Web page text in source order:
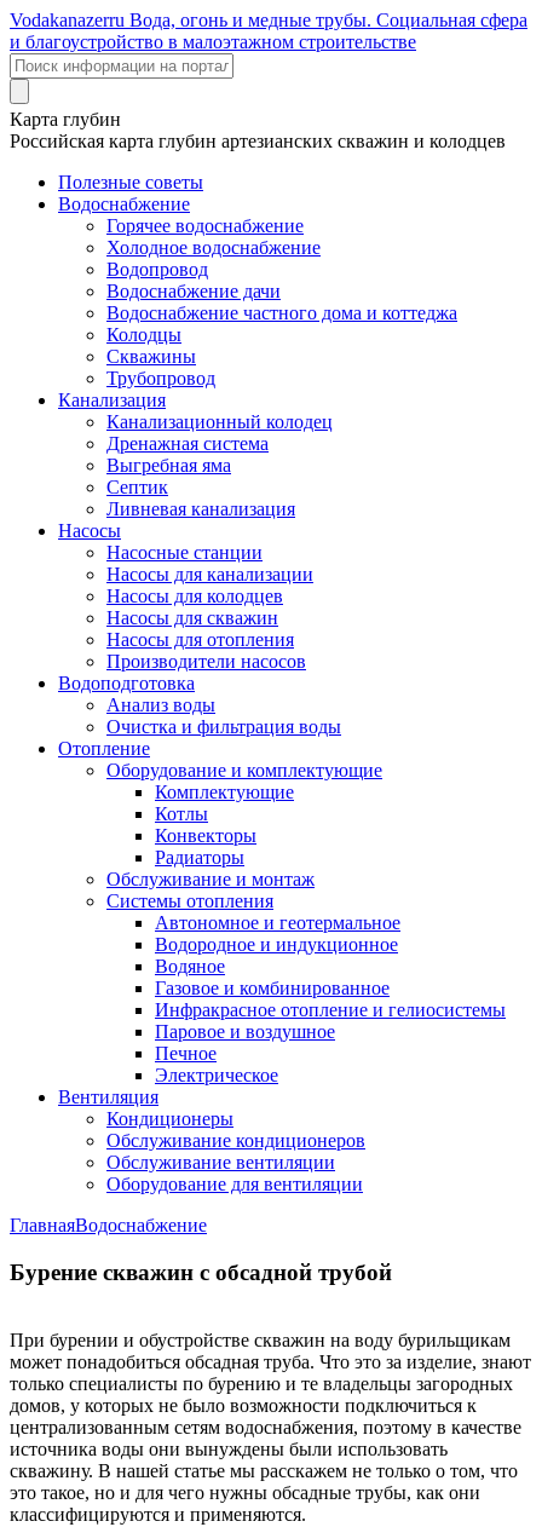
Vodakanazerru Вода, огонь и медные трубы. Социальная сфера
и благоустройство в малоэтажном строительстве
Карта глубин
Российская карта глубин артезианских скважин и колодцев
Полезные советы
Водоснабжение
Горячее водоснабжение
Холодное водоснабжение
Водопровод
Водоснабжение дачи
Водоснабжение частного дома и коттеджа
Колодцы
Скважины
Трубопровод
Канализация
Канализационный колодец
Дренажная система
Выгребная яма
Септик
Ливневая канализация
Насосы
Насосные станции
Насосы для канализации
Насосы для колодцев
Насосы для скважин
Насосы для отопления
Производители насосов
Водоподготовка
Анализ воды
Очистка и фильтрация воды
Отопление
Оборудование и комплектующие
Комплектующие
Котлы
Конвекторы
Радиаторы
Обслуживание и монтаж
Системы отопления
Автономное и геотермальное
Водородное и индукционное
Водяное
Газовое и комбинированное
Инфракрасное отопление и гелиосистемы
Паровое и воздушное
Печное
Электрическое
Вентиляция
Кондиционеры
Обслуживание кондиционеров
Обслуживание вентиляции
Оборудование для вентиляции
ГлавнаяВодоснабжение
Бурение скважин с обсадной трубой
При бурении и обустройстве скважин на воду бурильщикам
может понадобиться обсадная труба. Что это за изделие, знают
только специалисты по бурению и те владельцы загородных
домов, у которых не было возможности подключиться к
централизованным сетям водоснабжения, поэтому в качестве
источника воды они вынуждены были использовать
скважину. В нашей статье мы расскажем не только о том, что
это такое, но и для чего нужны обсадные трубы, как они
классифицируются и применяются.